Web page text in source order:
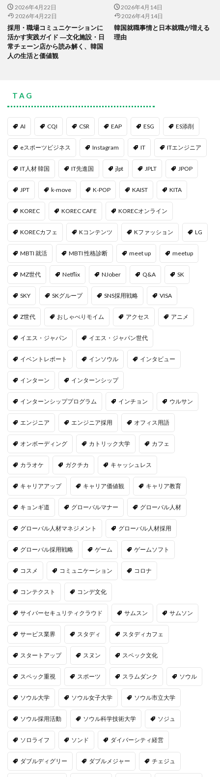
2026年4月22日
2026年4月22日
採用・職場コミュニケーションに
活かす実践ガイド ―文化施設・日
常チェーン店から読み解く、韓国
人の生活と価値観
2026年4月14日
2026年4月14日
韓国就職事情と日本就職が増える
理由
T A G
AI CQI CSR EAP ESG ES添削
eスポーツビジネス Instagram IT ITエンジニア
IT人材 韓国 IT先進国 jlpt JPLT JPOP
JPT k-move K-POP KAIST KITA
KOREC KOREC CAFE KORECオンライン
KORECカフェ Kコンテンツ Kファッション LG
MBTI 就活 MBTI 性格診断 meet up meetup
MZ世代 Netflix NJober Q&A SK
SKY SKグループ SNS採用戦略 VISA
Z世代 おしゃべりモイム アクセス アニメ
イエス・ジャパン イエス・ジャパン世代
イベントレポート インソウル インタビュー
インターン インターンシップ
インターンシッププログラム インチョン ウルサン
エンジニア エンジニア採用 オフィス用語
オンボーディング カトリック大学 カフェ
カラオケ ガクチカ キャッシュレス
キャリアアップ キャリア価値観 キャリア教育
キョンギ道 グローバルマナー グローバル人材
グローバル人材マネジメント グローバル人材採用
グローバル採用戦略 ゲーム ゲームソフト
コスメ コミュニケーション コロナ
コンテクスト コンデ文化
サイバーセキュリティクラウド サムスン サムソン
サービス業界 スタディ スタディカフェ
スタートアップ スヌン スペック文化
スペック重視 スポーツ スラムダンク ソウル
ソウル大学 ソウル女子大学 ソウル市立大学
ソウル採用活動 ソウル科学技術大学 ソジュ
ソロライフ ソンド ダイバーシティ経営
ダブルディグリー ダブルメジャー チェジュ